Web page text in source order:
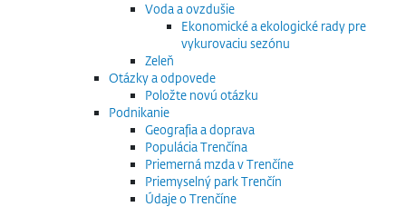
Voda a ovzdušie
Ekonomické a ekologické rady pre
vykurovaciu sezónu
Zeleň
Otázky a odpovede
Položte novú otázku
Podnikanie
Geografia a doprava
Populácia Trenčína
Priemerná mzda v Trenčíne
Priemyselný park Trenčín
Údaje o Trenčíne